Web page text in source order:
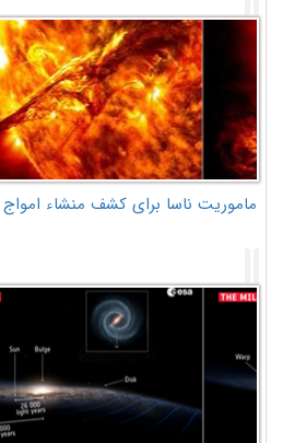
ماموریت ناسا برای کشف منشاء